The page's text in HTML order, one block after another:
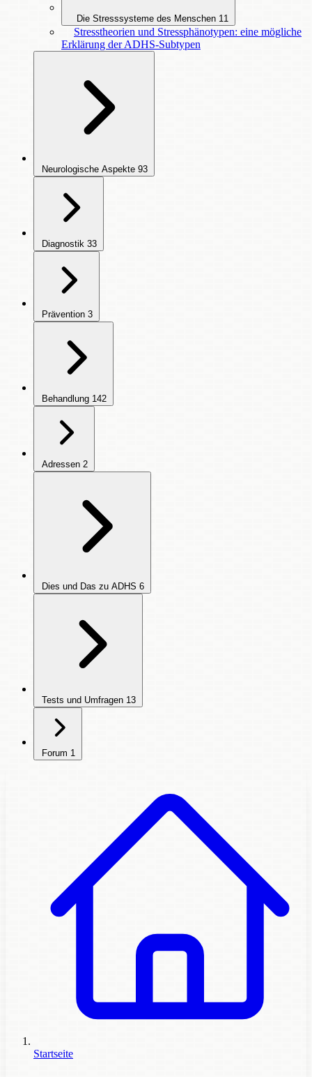
Die Stresssysteme des Menschen 11
Stresstheorien und Stressphänotypen: eine mögliche
Erklärung der ADHS-Subtypen
Neurologische Aspekte 93
Diagnostik 33
Prävention 3
Behandlung 142
Adressen 2
Dies und Das zu ADHS 6
Tests und Umfragen 13
Forum 1
Startseite